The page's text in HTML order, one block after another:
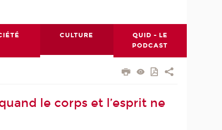
CULTURE
QUID - LE
PODCAST
le corps et l’esprit ne